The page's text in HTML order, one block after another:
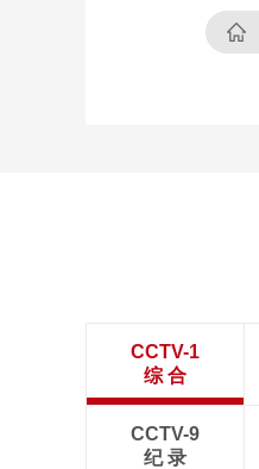
CCTV-1
综 合
CCTV-9
纪 录